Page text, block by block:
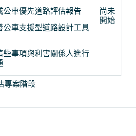
專案階段
公車優先道路評估報告
公車支援型道路設計工具
些事項與利害關係人進行
尚未
開始